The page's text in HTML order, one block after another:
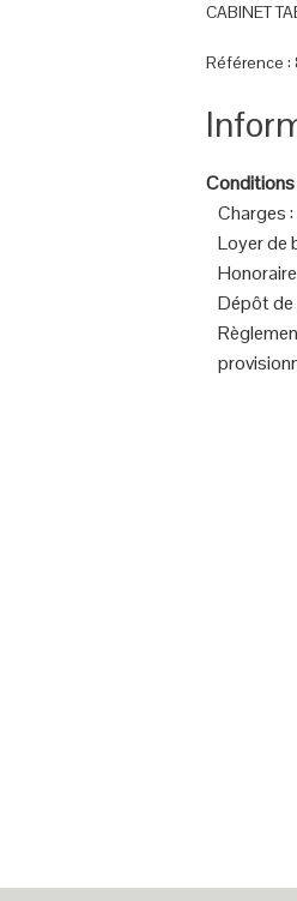
CABINET
Référence :
Conditions
Charges:
Loyer de
Dépôt de